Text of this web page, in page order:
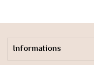
Informations